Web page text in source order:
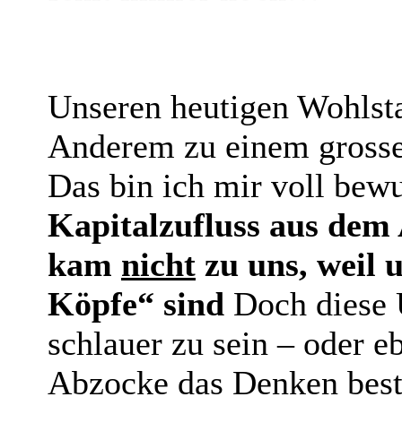
Unseren heutigen
Anderem zu einem
Das bin ich mir voll
Kapitalzufluss aus
kam nicht zu uns, weil
Köpfe“ sind Doch diese
schlauer zu sein – oder
Abzocke das Denken